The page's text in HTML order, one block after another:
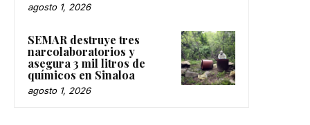
agosto 1, 2026
SEMAR destruye tres
narcolaboratorios y
asegura 3 mil litros de
químicos en Sinaloa
agosto 1, 2026